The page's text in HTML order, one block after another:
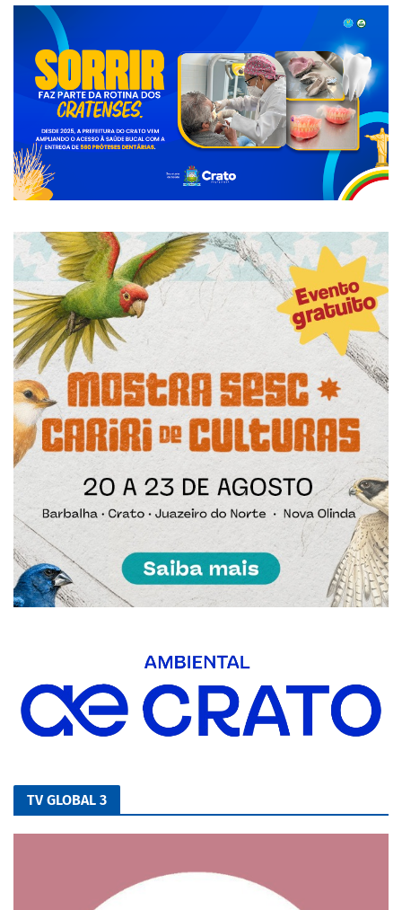
TV GLOBAL 3